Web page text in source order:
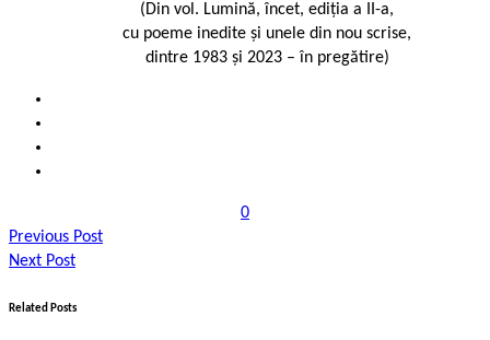
(Din vol. Lumină, încet, ediția a II-a,
cu poeme inedite și unele din nou scrise,
dintre 1983 și 2023 – în pregătire)
0
Previous Post
Next Post
Related Posts